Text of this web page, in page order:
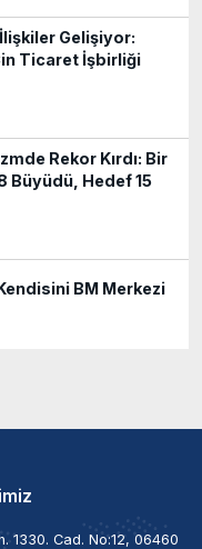
Gelişiyor:
Ticaret İşbirliği
Rekor Kırdı: Bir
Büyüdü, Hedef 15
BM Merkezi
1330. Cad. No:12, 06460